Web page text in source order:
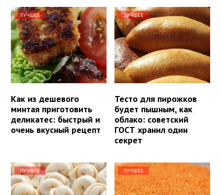
ЛУЧШЕЕ
Как из дешевого
минтая приготовить
деликатес: быстрый и
очень вкусный рецепт
ЛУЧШЕЕ
Тесто для пирожков
будет пышным, как
облако: советский
ГОСТ хранил один
секрет
ЛУЧШЕЕ ЛУЧШЕЕ